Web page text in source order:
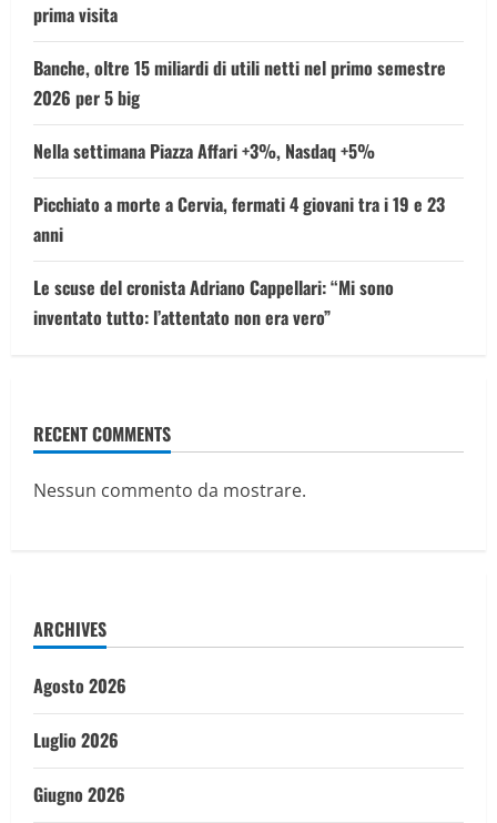
prima visita
Banche, oltre 15 miliardi di utili netti nel primo semestre
2026 per 5 big
Nella settimana Piazza Affari +3%, Nasdaq +5%
Picchiato a morte a Cervia, fermati 4 giovani tra i 19 e 23
anni
Le scuse del cronista Adriano Cappellari: “Mi sono
inventato tutto: l’attentato non era vero”
RECENT COMMENTS
Nessun commento da mostrare.
ARCHIVES
Agosto 2026
Luglio 2026
Giugno 2026